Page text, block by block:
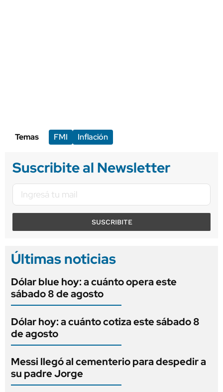
Temas FMI Inflación
Suscribite al Newsletter
SUSCRIBITE
Últimas noticias
Dólar blue hoy: a cuánto opera este
sábado 8 de agosto
Dólar hoy: a cuánto cotiza este sábado 8
de agosto
Messi llegó al cementerio para despedir a
su padre Jorge